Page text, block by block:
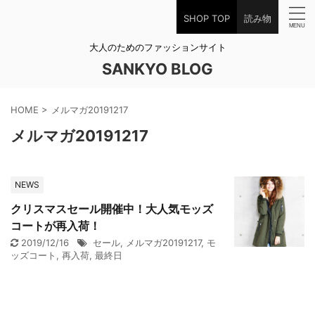
SHOP TOP 読み物
大人のためのファッションサイト
SANKYO BLOG
HOME > メルマガ20191217
メルマガ20191217
NEWS
クリスマスセール開催中！大人気モッズ
コートが再入荷！
2019/12/16 セール, メルマガ20191217, モ
ッズコート , 再入荷, 最終日